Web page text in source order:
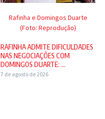
Rafinha e Domingos Duarte
(Foto: Reprodução)
RAFINHA ADMITE DIFICULDADES
NAS NEGOCIAÇÕES COM
DOMINGOS DUARTE: ...
7 de agosto de 2026